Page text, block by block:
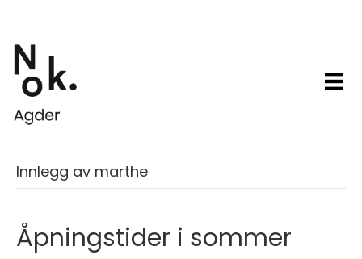
Innlegg av marthe
Åpningstider i sommer